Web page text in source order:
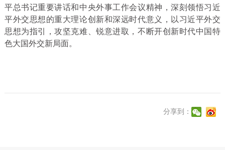
平总书记重要讲话和中央外事工作会议精神，深刻领悟习近
平外交思想的重大理论创新和深远时代意义，以习近平外交
思想为指引，攻坚克难、锐意进取，不断开创新时代中国特
色大国外交新局面。
分享到：